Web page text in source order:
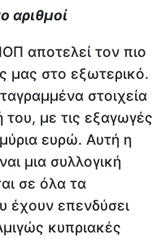
αριθμοί
αποτελεί τον πιο
μας στο εξωτερικό.
στοιχεία
του, με τις εξαγωγές
ευρώ. Αυτή η
μια συλλογική
σε όλα τα
έχουν επενδύσει
κυπριακές